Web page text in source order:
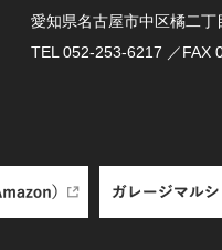
愛知県名古屋市中区橘二丁
TEL 052-253-6217 ／FAX